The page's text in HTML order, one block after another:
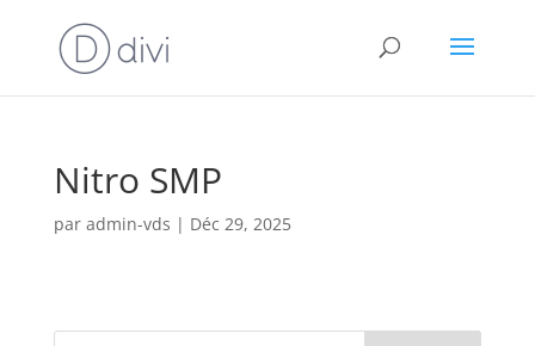
Nitro SMP
par admin-vds | Déc 29, 2025